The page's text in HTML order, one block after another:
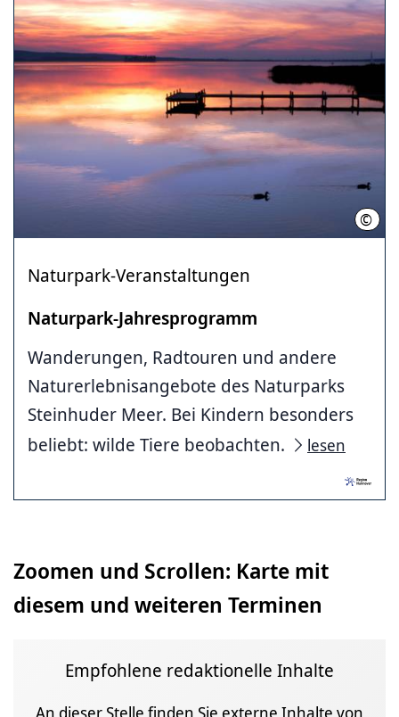
©
Naturpark-Veranstaltungen
Naturpark-Jahresprogramm
Wanderungen, Radtouren und andere
Naturerlebnisangebote des Naturparks
Steinhuder Meer. Bei Kindern besonders
beliebt: wilde Tiere beobachten.
lesen
Zoomen und Scrollen: Karte mit
diesem und weiteren Terminen
Empfohlene redaktionelle Inhalte
An dieser Stelle finden Sie externe Inhalte von